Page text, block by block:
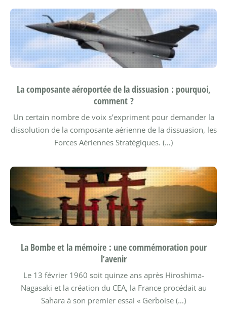
La composante aéroportée de la dissuasion : pourquoi,
comment ?
Un certain nombre de voix s’expriment pour demander la
dissolution de la composante aérienne de la dissuasion, les
Forces Aériennes Stratégiques. (…)
La Bombe et la mémoire : une commémoration pour
l’avenir
Le 13 février 1960 soit quinze ans après Hiroshima-
Nagasaki et la création du CEA, la France procédait au
Sahara à son premier essai « Gerboise (…)